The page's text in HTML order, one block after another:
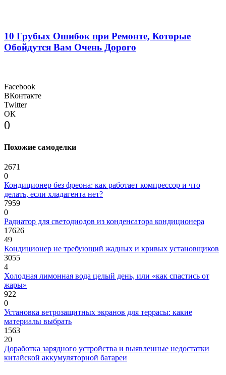
10 Грубых Ошибок при Ремонте, Которые
Обойдутся Вам Очень Дорого
Facebook
ВКонтакте
Twitter
ОК
0
Похожие самоделки
2671
0
Кондиционер без фреона: как работает компрессор и что
делать, если хладагента нет?
7959
0
Радиатор для светодиодов из конденсатора кондиционера
17626
49
Кондиционер не требующий жадных и кривых установщиков
3055
4
Холодная лимонная вода целый день, или «как спастись от
жары»
922
0
Установка ветрозащитных экранов для террасы: какие
материалы выбрать
1563
20
Доработка зарядного устройства и выявленные недостатки
китайской аккумуляторной батареи